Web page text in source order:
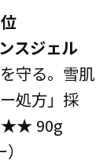
スジェル
守る。雪肌
処方」採
★★ 90g